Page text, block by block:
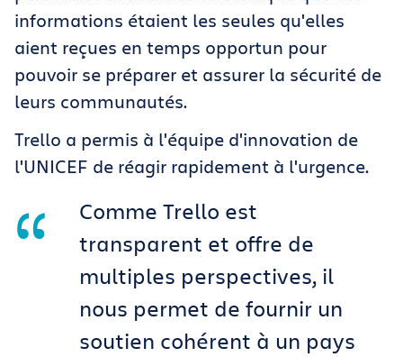
informations étaient les seules qu'elles
aient reçues en temps opportun pour
pouvoir se préparer et assurer la sécurité de
leurs communautés.
Trello a permis à l'équipe d'innovation de
l'UNICEF de réagir rapidement à l'urgence.
Comme Trello est
transparent et offre de
multiples perspectives, il
nous permet de fournir un
soutien cohérent à un pays